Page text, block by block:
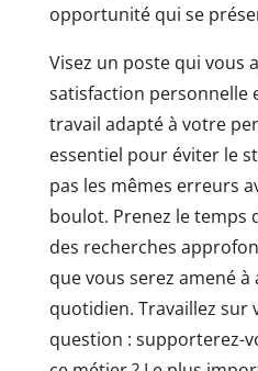
opportunité qui se
Visez un poste qui vous
satisfaction personnelle
travail adapté à votre
essentiel pour éviter le
pas les mêmes erreurs
boulot. Prenez le temps
des recherches
que vous serez amené
quotidien. Travaillez sur
question : supporterez-